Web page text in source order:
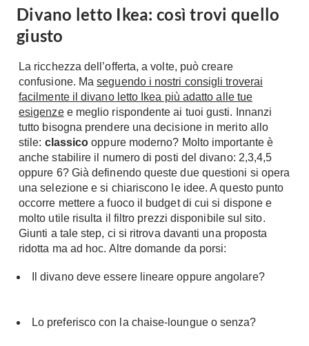
Rubinetteria
Vasche da Bagno
Giardino
Arredo giardino
Tende da sole
Gazebo
Fai da Te
Il fai da te in bagno
Casa fai da te
Bricolage
Divano letto Ikea: così trovi quello
giusto
La ricchezza dell’offerta, a volte, può creare
confusione. Maseguendo i nostri consigli troverai
facilmente il divano letto Ikea più adatto alle tue
esigenzee meglio rispondente ai tuoi gusti. Innanzi
tutto bisogna prendere una decisione in merito allo
stile: classico oppure moderno? Molto importante è
anche stabilire il numero di posti del divano: 2,3,4,5
oppure 6? Già definendo queste due questioni si opera
una selezione e si chiariscono le idee. A questo punto
occorre mettere a fuoco il budget di cui si dispone e
molto utile risulta il filtro prezzi disponibile sul sito.
Giunti a tale step, ci si ritrova davanti una proposta
ridotta ma ad hoc. Altre domande da porsi:
Il divano deve essere lineare oppure angolare?
Lo preferisco con la chaise-loungue o senza?